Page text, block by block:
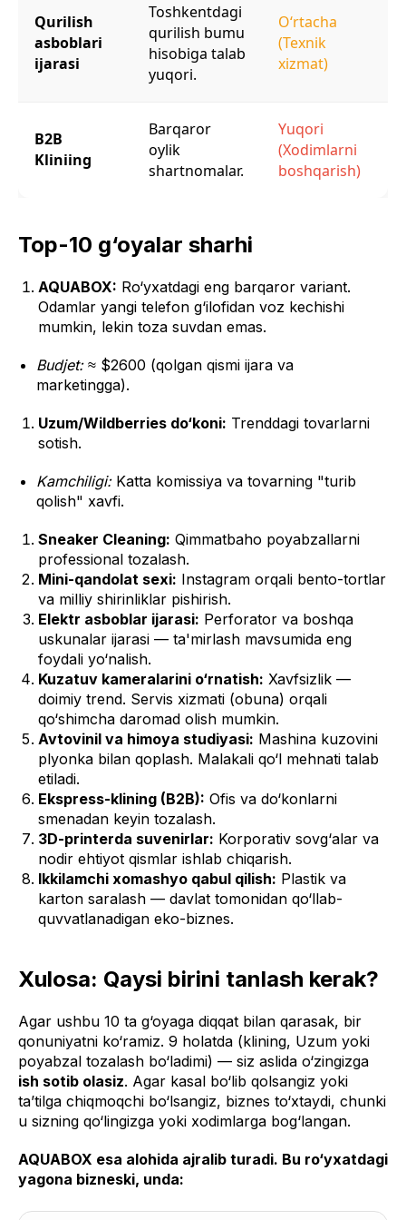
Qurilish
asboblari
ijarasi
Toshkentdagi
qurilish bumu
hisobiga talab
yuqori.
O‘rtacha
(Texnik
xizmat)
B2B
Kliniing
Barqaror
oylik
shartnomalar.
Yuqori
(Xodimlarni
boshqarish)
Top-10 g‘oyalar sharhi
AQUABOX: Ro‘yxatdagi eng barqaror variant.
Odamlar yangi telefon g‘ilofidan voz kechishi
mumkin, lekin toza suvdan emas.
Budjet:≈ $2600 (qolgan qismi ijara va
marketingga).
Uzum/Wildberries do‘koni: Trenddagi tovarlarni
sotish.
Kamchiligi:Katta komissiya va tovarning "turib
qolish" xavfi.
Sneaker Cleaning: Qimmatbaho poyabzallarni
professional tozalash.
Mini-qandolat sexi: Instagram orqali bento-tortlar
va milliy shirinliklar pishirish.
Elektr asboblar ijarasi: Perforator va boshqa
uskunalar ijarasi — ta'mirlash mavsumida eng
foydali yo‘nalish.
Kuzatuv kameralarini o‘rnatish: Xavfsizlik —
doimiy trend. Servis xizmati (obuna) orqali
qo‘shimcha daromad olish mumkin.
Avtovinil va himoya studiyasi: Mashina kuzovini
plyonka bilan qoplash. Malakali qo‘l mehnati talab
etiladi.
Ekspress-klining (B2B): Ofis va do‘konlarni
smenadan keyin tozalash.
3D-printerda suvenirlar: Korporativ sovg‘alar va
nodir ehtiyot qismlar ishlab chiqarish.
Ikkilamchi xomashyo qabul qilish: Plastik va
karton saralash — davlat tomonidan qo‘llab-
quvvatlanadigan eko-biznes.
Xulosa: Qaysi birini tanlash kerak?
Agar ushbu 10 ta g‘oyaga diqqat bilan qarasak, bir
qonuniyatni ko‘ramiz. 9 holatda (klining, Uzum yoki
poyabzal tozalash bo‘ladimi) — siz aslida o‘zingizga
ish sotib olasiz. Agar kasal bo‘lib qolsangiz yoki
ta’tilga chiqmoqchi bo‘lsangiz, biznes to‘xtaydi, chunki
u sizning qo‘lingizga yoki xodimlarga bog‘langan.
AQUABOX esa alohida ajralib turadi. Bu ro‘yxatdagi
yagona bizneski, unda: